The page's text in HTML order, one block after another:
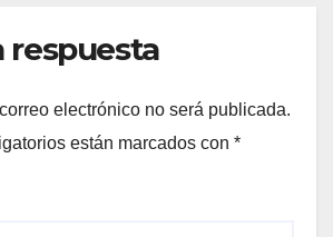
respuesta
electrónico no será publicada.
están marcados con *